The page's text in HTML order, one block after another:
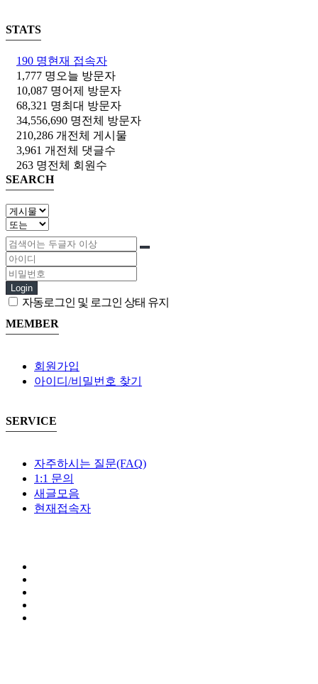
STATS
190 명현재 접속자
1,777 명 오늘 방문자
10,087 명어제 방문자
68,321 명최대 방문자
34,556,690 명전체 방문자
210,286 개 전체 게시물
3,961 개 전체 댓글수
263 명전체 회원수
SEARCH
Login
자동로그인 및 로그인 상태 유지
MEMBER
회원가입
아이디/비밀번호 찾기
SERVICE
자주하시는 질문(FAQ)
1:1 문의
새글모음
현재접속자